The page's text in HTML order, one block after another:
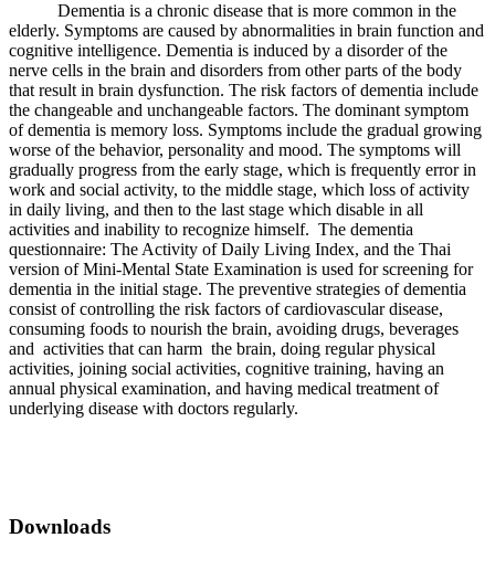
Dementia is a chronic disease that is more common in the
elderly. Symptoms are caused by abnormalities in brain function and
cognitive intelligence. Dementia is induced by a disorder of the
nerve cells in the brain and disorders from other parts of the body
that result in brain dysfunction. The risk factors of dementia include
the changeable and unchangeable factors. The dominant symptom
of dementia is memory loss. Symptoms include the gradual growing
worse of the behavior, personality and mood. The symptoms will
gradually progress from the early stage, which is frequently error in
work and social activity, to the middle stage, which loss of activity
in daily living, and then to the last stage which disable in all
activities and inability to recognize himself. The dementia
questionnaire: The Activity of Daily Living Index, and the Thai
version of Mini-Mental State Examination is used for screening for
dementia in the initial stage. The preventive strategies of dementia
consist of controlling the risk factors of cardiovascular disease,
consuming foods to nourish the brain, avoiding drugs, beverages
and activities that can harm the brain, doing regular physical
activities, joining social activities, cognitive training, having an
annual physical examination, and having medical treatment of
underlying disease with doctors regularly.
Downloads